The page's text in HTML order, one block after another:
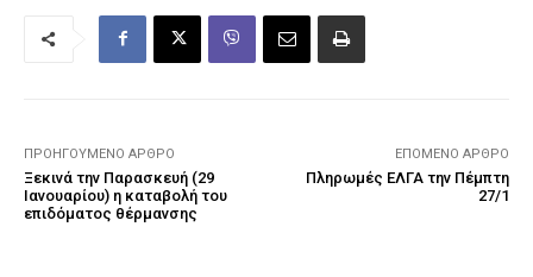
ΠΡΟΗΓΟΎΜΕΝΟ ΆΡΘΡΟ
Ξεκινά την Παρασκευή (29
Ιανουαρίου) η καταβολή του
επιδόματος θέρμανσης
ΕΠΌΜΕΝΟ ΆΡΘΡΟ
Πληρωμές ΕΛΓΑ την Πέμπτη
27/1